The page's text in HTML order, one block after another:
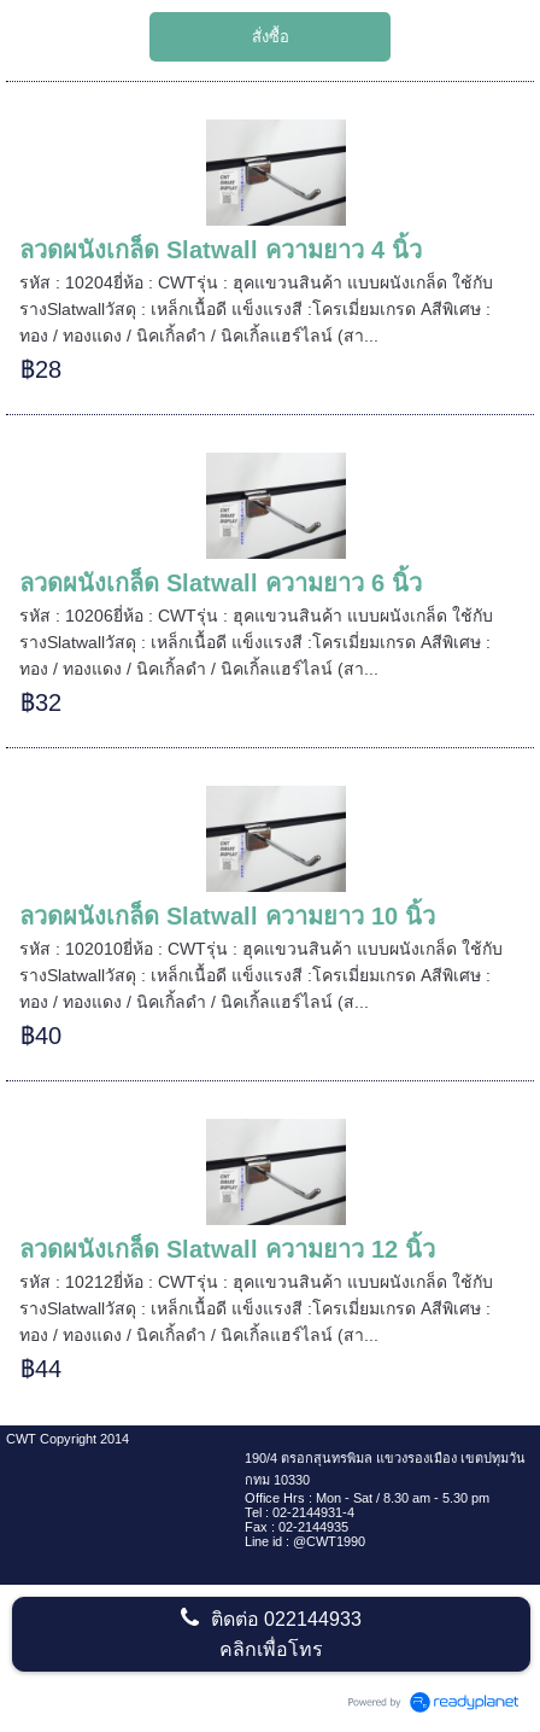
ลวดผนังเกล็ด Slatwall ความยาว 4 นิ้ว
รหัส : 10204ยี่ห้อ : CWTรุ่น : ฮุคแขวนสินค้า แบบผนังเกล็ด ใช้กับ
รางSlatwallวัสดุ : เหล็กเนื้อดี แข็งแรงสี :โครเมี่ยมเกรด Aสีพิเศษ :
ทอง / ทองแดง / นิคเกิ้ลดำ / นิคเกิ้ลแฮร์ไลน์ (สา...
฿28
ลวดผนังเกล็ด Slatwall ความยาว 6 นิ้ว
รหัส : 10206ยี่ห้อ : CWTรุ่น : ฮุคแขวนสินค้า แบบผนังเกล็ด ใช้กับ
รางSlatwallวัสดุ : เหล็กเนื้อดี แข็งแรงสี :โครเมี่ยมเกรด Aสีพิเศษ :
ทอง / ทองแดง / นิคเกิ้ลดำ / นิคเกิ้ลแฮร์ไลน์ (สา...
฿32
ลวดผนังเกล็ด Slatwall ความยาว 10 นิ้ว
รหัส : 102010ยี่ห้อ : CWTรุ่น : ฮุคแขวนสินค้า แบบผนังเกล็ด ใช้กับ
รางSlatwallวัสดุ : เหล็กเนื้อดี แข็งแรงสี :โครเมี่ยมเกรด Aสีพิเศษ :
ทอง / ทองแดง / นิคเกิ้ลดำ / นิคเกิ้ลแฮร์ไลน์ (ส...
฿40
ลวดผนังเกล็ด Slatwall ความยาว 12 นิ้ว
รหัส : 10212ยี่ห้อ : CWTรุ่น : ฮุคแขวนสินค้า แบบผนังเกล็ด ใช้กับ
รางSlatwallวัสดุ : เหล็กเนื้อดี แข็งแรงสี :โครเมี่ยมเกรด Aสีพิเศษ :
ทอง / ทองแดง / นิคเกิ้ลดำ / นิคเกิ้ลแฮร์ไลน์ (สา...
฿44
CWT Copyright 2014
190/4 ตรอกสุนทรพิมล แขวงรองเมือง เขตปทุมวัน
กทม 10330
Office Hrs : Mon - Sat / 8.30 am - 5.30 pm
Tel : 02-2144931-4
Fax : 02-2144935
Line id : @CWT1990
ติดต่อ 022144933
คลิกเพื่อโทร